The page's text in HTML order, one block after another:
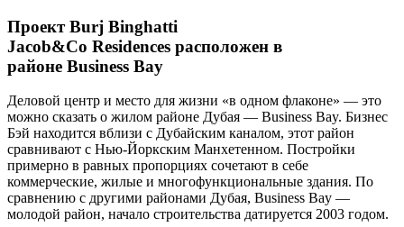
ПроектBurj Binghatti
Jacob&Co Residences расположен в
районе Business Bay
Деловой центр и место для жизни «в одном флаконе» — это
можно сказать о жилом районе Дубая — Business Bay. Бизнес
Бэй находится вблизи с Дубайским каналом, этот район
сравнивают с Нью-Йоркским Манхетенном. Постройки
примерно в равных пропорциях сочетают в себе
коммерческие, жилые и многофункциональные здания. По
сравнению с другими районами Дубая, Business Bay —
молодой район, начало строительства датируется 2003 годом.